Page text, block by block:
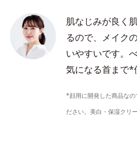
肌なじみが良く
るので、メイク
いやすいです。
気になる首まで*
*顔用に開発した商品なの
ださい。美白・保湿クリ